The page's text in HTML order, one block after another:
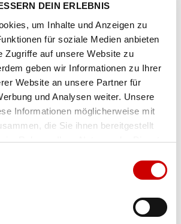
DEIN ERLEBNIS
um Inhalte und Anzeigen zu
für soziale Medien anbieten
Zugriffe auf unsere Website zu
geben wir Informationen zu Ihrer
Website an unsere Partner für
und Analysen weiter. Unsere
Informationen möglicherweise mit
die Sie ihnen bereitgestellt
im Rahmen Ihrer Nutzung der Dienste
rosa